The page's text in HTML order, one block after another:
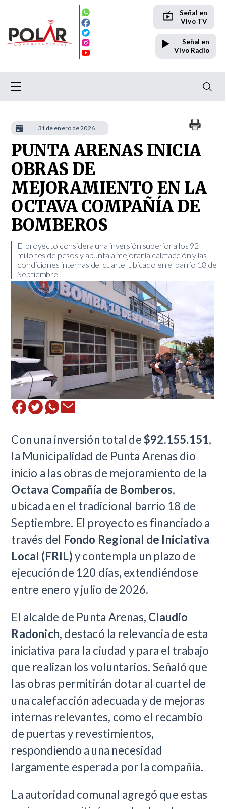
Señal en
Vivo TV
Señal en
Vivo Radio
PUNTA ARENAS INICIA
OBRAS DE
MEJORAMIENTO EN LA
OCTAVA COMPAÑÍA DE
BOMBEROS
El proyecto considera una inversión superior a los 92
millones de pesos y apunta a mejorar la calefacción y las
condiciones internas del cuartel ubicado en el barrio 18 de
Septiembre.
Con una inversión total de$92.155.151,
la Municipalidad de Punta Arenas dio
inicio a las obras de mejoramiento de la
Octava Compañía de Bomberos,
ubicada en el tradicional barrio 18 de
Septiembre. El proyecto es financiado a
través del Fondo Regional de Iniciativa
Local (FRIL)y contempla un plazo de
ejecución de 120 días, extendiéndose
entre enero y julio de 2026.
El alcalde de Punta Arenas, Claudio
Radonich, destacó la relevancia de esta
iniciativa para la ciudad y para el trabajo
que realizan los voluntarios. Señaló que
las obras permitirán dotar al cuartel de
una calefacción adecuada y de mejoras
internas relevantes, como el recambio
de puertas y revestimientos,
respondiendo a una necesidad
largamente esperada por la compañía.
La autoridad comunal agregó que estas
31 de enero de 2026